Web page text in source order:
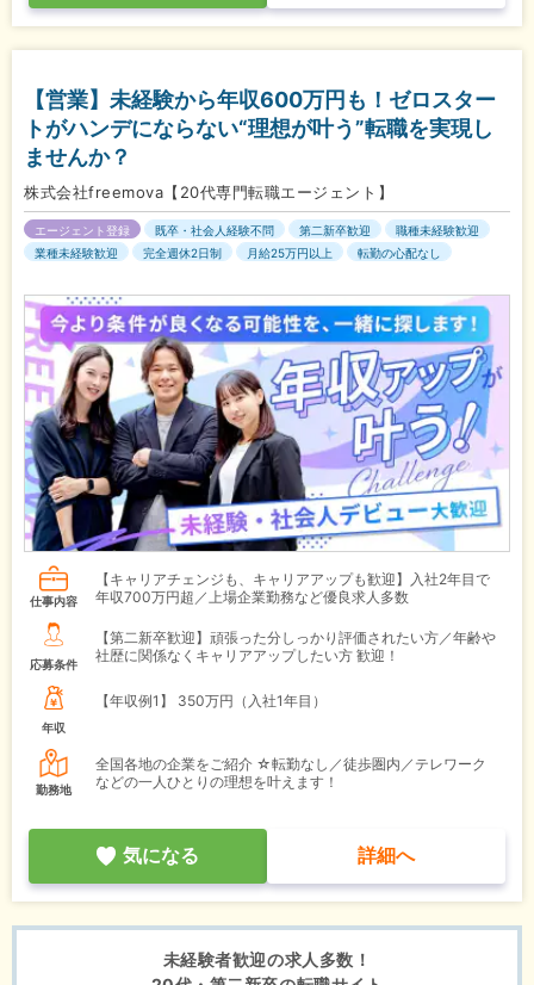
【営業】未経験から年収600万円も！ゼロスター
トがハンデにならない“理想が叶う”転職を実現し
ませんか？
株式会社freemova【20代専門転職エージェント】
エージェント登録 既卒・社会人経験不問 第二新卒歓迎
職種未経験歓迎
業種未経験歓迎
完全週休2日制 月給25万円以上 転勤の心配なし
仕事内容
【キャリアチェンジも、キャリアアップも歓迎】入社2年目で
年収700万円超／上場企業勤務など優良求人多数
応募条件
【第二新卒歓迎】頑張った分しっかり評価されたい方／年齢や
社歴に関係なくキャリアアップしたい方 歓迎！
年収
【年収例1】 350万円（入社1年目）
勤務地
全国各地の企業をご紹介 ☆転勤なし／徒歩圏内／テレワーク
などの一人ひとりの理想を叶えます！
気になる 詳細へ
未経験者歓迎の求人多数！